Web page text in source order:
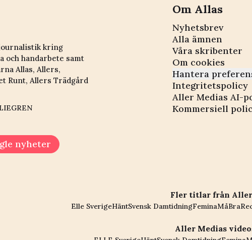
kring
och handarbete samt
Allas, Allers,
Runt, Allers Trädgård
nyheter
Om Allas
Nyhetsbrev
Alla ämnen
Våra skribenter
Om cookies
Hantera
Integritetspolicy
Aller Medias AI-
Kommersiell
Fler titlar från
Elle SverigeHäntSvensk DamtidningFeminaMåBra
Aller Medias